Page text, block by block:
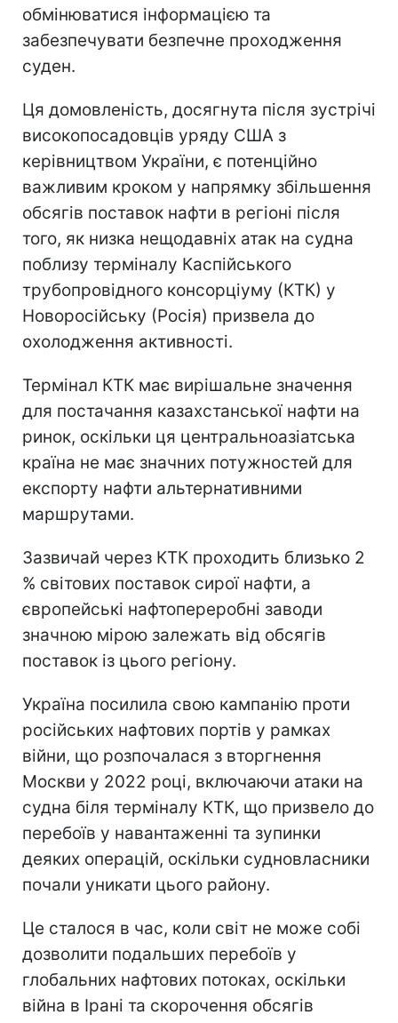
обмінюватися інформацією та
забезпечувати безпечне проходження
суден.
Ця домовленість, досягнута після зустрічі
високопосадовців уряду США з
керівництвом України, є потенційно
важливим кроком у напрямку збільшення
обсягів поставок нафти в регіоні після
того, як низка нещодавніх атак на судна
поблизу терміналу Каспійського
трубопровідного консорціуму (КТК) у
Новоросійську (Росія) призвела до
охолодження активності.
Термінал КТК має вирішальне значення
для постачання казахстанської нафти на
ринок, оскільки ця центральноазіатська
країна не має значних потужностей для
експорту нафти альтернативними
маршрутами.
Зазвичай через КТК проходить близько 2
% світових поставок сирої нафти, а
європейські нафтопереробні заводи
значною мірою залежать від обсягів
поставок із цього регіону.
Україна посилила свою кампанію проти
російських нафтових портів у рамках
війни, що розпочалася з вторгнення
Москви у 2022 році, включаючи атаки на
судна біля терміналу КТК, що призвело до
перебоїв у навантаженні та зупинки
деяких операцій, оскільки судновласники
почали уникати цього району.
Це сталося в час, коли світ не може собі
дозволити подальших перебоїв у
глобальних нафтових потоках, оскільки
війна в Ірані та скорочення обсягів